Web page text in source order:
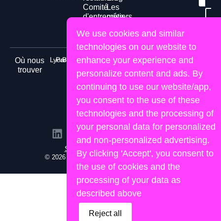
Comité
d'entreprise
Les
métiers
Où nous
trouver
Lyon
ParisBordeaux
Nice
Marseille
Nantes
Toulouse
© 2026 Human Portage. Tous droits réservés.
Site propulsé par Lemon&Joy
We use cookies and similar
technologies on our website to
enhance your experience and
personalize content and ads. By
continuing to use our website/app,
you consent to the use of these
technologies and the processing of
your personal data for personalized
and non-personalized advertising.
By clicking 'Accept', you consent to
the use of cookies and the
processing of your data as
described above
Reject all